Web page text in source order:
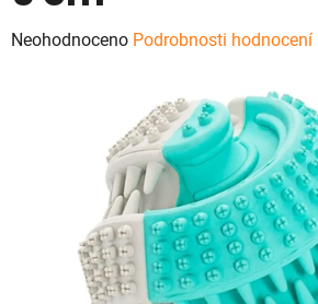
Průměrné
hvězdiček.
Neohodnoceno Podrobnosti hodnocení